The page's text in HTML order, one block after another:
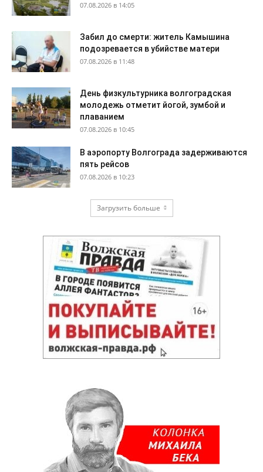
07.08.2026 в 14:05
Забил до смерти: житель Камышина
подозревается в убийстве матери
07.08.2026 в 11:48
День физкультурника волгоградская
молодежь отметит йогой, зумбой и
плаванием
07.08.2026 в 10:45
В аэропорту Волгограда задерживаются
пять рейсов
07.08.2026 в 10:23
Загрузить больше